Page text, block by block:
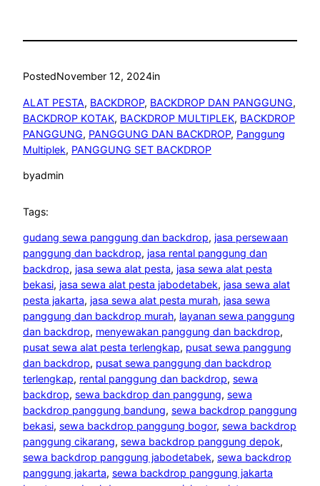
PostedNovember 12, 2024in
ALAT PESTA, BACKDROP, BACKDROP DAN PANGGUNG
BACKDROP KOTAK, BACKDROP MULTIPLEK, BACKDROP
PANGGUNG, PANGGUNG DAN BACKDROP, Panggung
Multiplek, PANGGUNG SET BACKDROP
byadmin
Tags:
gudang sewa panggung dan backdrop, jasa persewaan
panggung dan backdrop, jasa rental panggung dan
backdrop, jasa sewa alat pesta, jasa sewa alat pesta
bekasi, jasa sewa alat pesta jabodetabek, jasa sewa alat
pesta jakarta, jasa sewa alat pesta murah, jasa sewa
panggung dan backdrop murah, layanan sewa panggung
dan backdrop, menyewakan panggung dan backdrop
pusat sewa alat pesta terlengkap, pusat sewa panggung
dan backdrop, pusat sewa panggung dan backdrop
terlengkap, rental panggung dan backdrop, sewa
backdrop, sewa backdrop dan panggung, sewa
backdrop panggung bandung, sewa backdrop panggung
bekasi, sewa backdrop panggung bogor, sewa backdrop
panggung cikarang, sewa backdrop panggung depok
sewa backdrop panggung jabodetabek, sewa backdrop
panggung jakarta, sewa backdrop panggung jakarta